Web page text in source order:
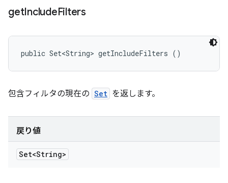
getIncludeFilters
public Set<String> getIncludeFilters ()
包含フィルタの現在の Set を返します。
戻り値
Set<String>